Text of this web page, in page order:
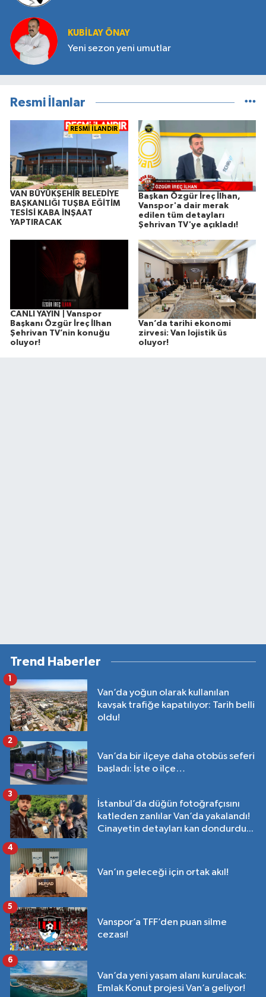
KUBILAY ÖNAY
Yeni sezon yeni umutlar
Resmi İlanlar
RESMİ İLANDIR
VAN BÜYÜKŞEHİR BELEDİYE
BAŞKANLIĞI TUŞBA EĞİTİM
TESİSİ KABA İNŞAAT
YAPTIRACAK
Başkan Özgür İreç İlhan,
Vanspor'a dair merak
edilen tüm detayları
Şehrivan TV'ye açıkladı!
CANLI YAYIN | Vanspor
Başkanı Özgür İreç İlhan
Şehrivan TV’nin konuğu
oluyor!
Van’da tarihi ekonomi
zirvesi: Van lojistik üs
oluyor!
Trend Haberler
Van’da yoğun olarak kullanılan
kavşak trafiğe kapatılıyor: Tarih belli
oldu!
1
Van’da bir ilçeye daha otobüs seferi
başladı: İşte o ilçe…
2
İstanbul’da düğün fotoğrafçısını
katleden zanlılar Van’da yakalandı!
Cinayetin detayları kan dondurdu...
3
Van’ın geleceği için ortak akıl!
4
Vanspor’a TFF’den puan silme
cezası!
5
Van’da yeni yaşam alanı kurulacak:
Emlak Konut projesi Van’a geliyor!
6